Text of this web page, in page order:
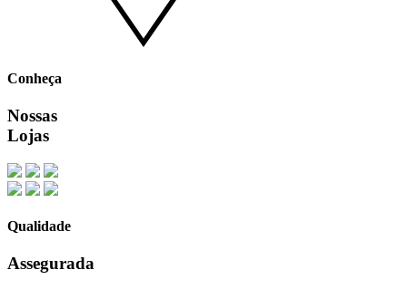
Conheça
Nossas
Lojas
Qualidade
Assegurada